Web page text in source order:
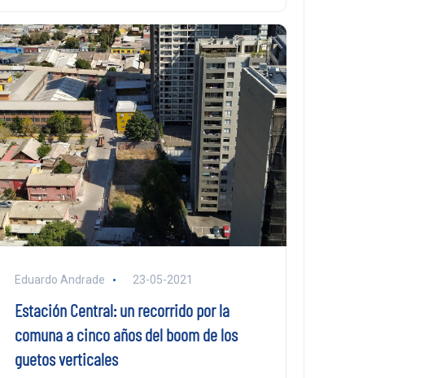
Eduardo Andrade 23-05-2021
Estación Central: un recorrido por la
comuna a cinco años del boom de los
guetos verticales